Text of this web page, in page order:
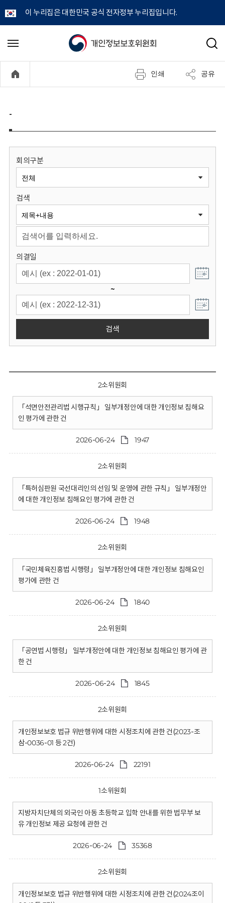
이 누리집은 대한민국 공식 전자정부 누리집입니다.
개
정
보
원
회
메
기
검
인쇄 공유
-
회의구분
검색
의결일
~
검색
2소위원회
「석면안전관리법 시행규칙」 일부개정안에 대한 개인정보 침해요
인 평가에 관한 건
2026-06-24 1947
2소위원회
「특허심판원 국선대리인의 선임 및 운영에 관한 규칙」 일부개정안
에 대한 개인정보 침해요인 평가에 관한 건
2026-06-24 1948
2소위원회
「국민체육진흥법 시행령」 일부개정안에 대한 개인정보 침해요인
평가에 관한 건
2026-06-24 1840
2소위원회
「공연법 시행령」 일부개정안에 대한 개인정보 침해요인 평가에 관
한 건
2026-06-24 1845
2소위원회
개인정보보호 법규 위반행위에 대한 시정조치에 관한 건(2023-조
삼-0036-01 등 2건)
2026-06-24 22191
1소위원회
지방자치단체의 외국인 아동 초등학교 입학 안내를 위한 법무부 보
유 개인정보 제공 요청에 관한 건
2026-06-24 35368
2소위원회
개인정보보호 법규 위반행위에 대한 시정조치에 관한 건(2024조이